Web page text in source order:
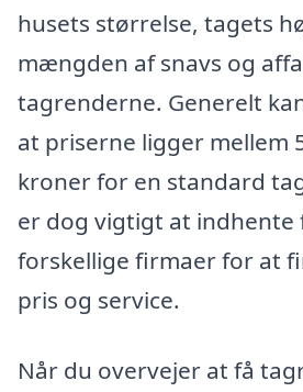
husets størrelse, tagets
mængden af snavs og
tagrenderne. Generelt
at priserne ligger mellem
kroner for en standard
er dog vigtigt at indhente
forskellige firmaer for at
pris og service.
Når du overvejer at få